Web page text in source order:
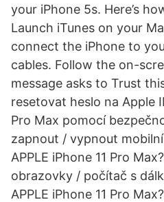
your iPhone 5s. Here’s
Launch iTunes on your
connect the iPhone to
cables. Follow the on-
message asks to Trust
resetovat heslo na Apple
Pro Max pomocí
zapnout / vypnout
APPLE iPhone 11 Pro
obrazovky / počítač s
APPLE iPhone 11 Pro